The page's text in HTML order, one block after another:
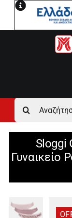
Μετάβαση
Αρχική
Ανδρικά
Γυναικεία
Αναζήτηση
για:
Sloggi
Γυναικείο